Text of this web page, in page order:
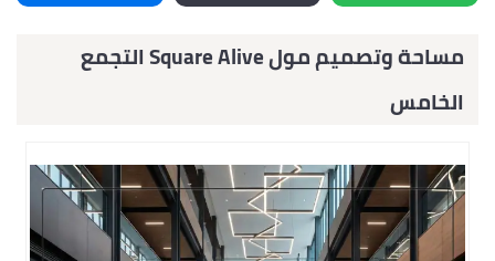
مساحة وتصميم مولSquare Aliveالتجمع
الخامس